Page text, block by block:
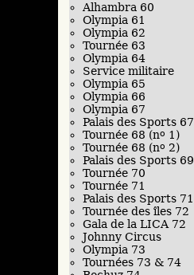
Alhambra 60
Olympia 61
Olympia 62
Tournée 63
Olympia 64
Service militaire
Olympia 65
Olympia 66
Olympia 67
Palais des Sports 67
Tournée 68 (no 1)
Tournée 68 (no 2)
Palais des Sports 69
Tournée 70
Tournée 71
Palais des Sports 71
Tournée des îles 72
Gala de la LICA 72
Johnny Circus
Olympia 73
Tournées 73 & 74